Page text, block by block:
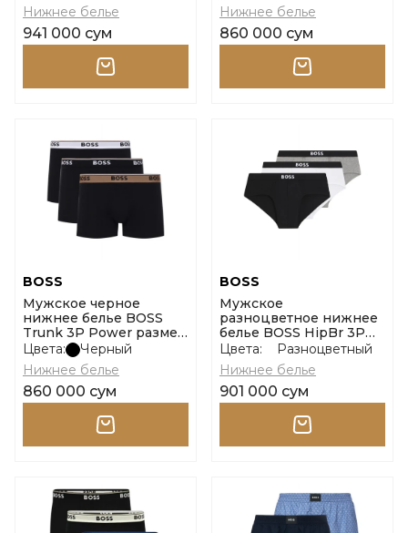
Нижнее белье
941 000 сум
Нижнее белье
860 000 сум
BOSS
Мужское черное
нижнее белье BOSS
Trunk 3P Power размер
m
Цвета:
Черный
Нижнее белье
860 000 сум
BOSS
Мужское
разноцветное нижнее
белье BOSS HipBr 3P
Boss One размер m
Цвета:
Разноцветный
Нижнее белье
901 000 сум